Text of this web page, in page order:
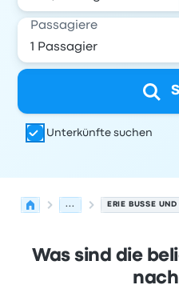
Passagiere
Unterkünfte suchen
... ERIE BUSSE UND
Was sind die
nach